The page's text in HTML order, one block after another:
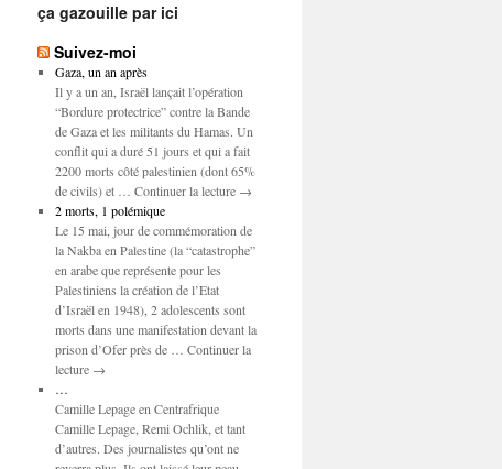
ça gazouille par ici
Suivez-moi
Gaza, un an après
Il y a un an, Israël lançait l’opération
“Bordure protectrice” contre la Bande
de Gaza et les militants du Hamas. Un
conflit qui a duré 51 jours et qui a fait
2200 morts côté palestinien (dont 65%
de civils) et … Continuer la lecture →
2 morts, 1 polémique
Le 15 mai, jour de commémoration de
la Nakba en Palestine (la “catastrophe”
en arabe que représente pour les
Palestiniens la création de l’Etat
d’Israël en 1948), 2 adolescents sont
morts dans une manifestation devant la
prison d’Ofer près de … Continuer la
lecture →
…
Camille Lepage en Centrafrique
Camille Lepage, Remi Ochlik, et tant
d’autres. Des journalistes qu’ont ne